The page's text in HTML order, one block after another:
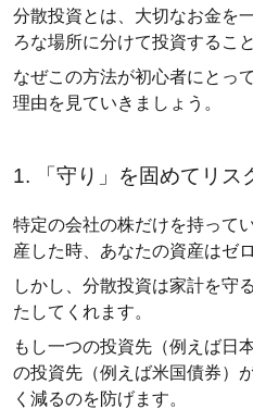
分散投資とは、大切なお金を
ろな場所に分けて投資すること
なぜこの方法が初心者にとっ
理由を見ていきましょう。
1. 「守り」を固めてリス
特定の会社の株だけを持って
産した時、あなたの資産はゼ
しかし、分散投資は家計を守
たしてくれます。
もし一つの投資先（例えば日
の投資先（例えば米国債券）
く減るのを防げます。